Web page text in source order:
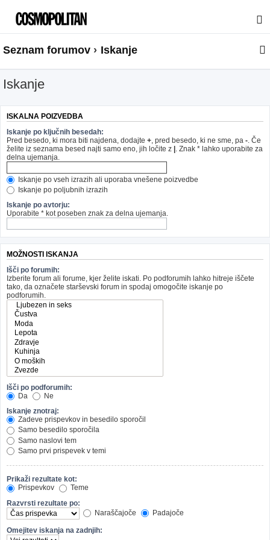
Seznam forumov Iskanje
Iskanje
ISKALNA POIZVEDBA
Iskanje po ključnih besedah:
Pred besedo, ki mora biti najdena, dodajte + , pred besedo, ki ne sme, pa - . Če
želite iz seznama besed najti samo eno, jih ločite z | . Znak * lahko uporabite za
delna ujemanja.
Iskanje po vseh izrazih ali uporaba vnešene poizvedbe
Iskanje po poljubnih izrazih
Iskanje po avtorju:
Uporabite * kot poseben znak za delna ujemanja.
MOŽNOSTI ISKANJA
Išči po forumih:
Izberite forum ali forume, kjer želite iskati. Po podforumih lahko hitreje iščete
tako, da označete starševski forum in spodaj omogočite iskanje po
podforumih.
Išči po podforumih:
Da
Ne
Iskanje znotraj:
Zadeve prispevkov in besedilo sporočil
Samo besedilo sporočila
Samo naslovi tem
Samo prvi prispevek v temi
Prikaži rezultate kot:
Prispevkov
Teme
Razvrsti rezultate po:
Naraščajoče
Padajoče
Omejitev iskanja na zadnjih: